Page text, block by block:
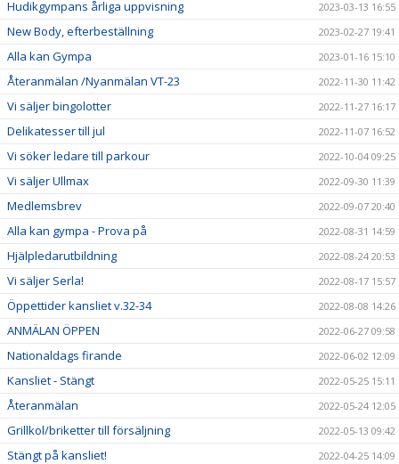
Hudikgympans årliga uppvisning 2023-03-13 16:55
New Body, efterbeställning 2023-02-27 19:41
Alla kan Gympa 2023-01-16 15:10
Återanmälan /Nyanmälan VT-23 2022-11-30 11:42
Vi säljer bingolotter 2022-11-27 16:17
Delikatesser till jul 2022-11-07 16:52
Vi söker ledare till parkour 2022-10-04 09:25
Vi säljer Ullmax 2022-09-30 11:39
Medlemsbrev 2022-09-07 20:40
Alla kan gympa - Prova på 2022-08-31 14:59
Hjälpledarutbildning 2022-08-24 20:53
Vi säljer Serla! 2022-08-17 15:57
Öppettider kansliet v.32-34 2022-08-08 14:26
ANMÄLAN ÖPPEN 2022-06-27 09:58
Nationaldags firande 2022-06-02 12:09
Kansliet - Stängt 2022-05-25 15:11
Återanmälan 2022-05-24 12:05
Grillkol/briketter till försäljning 2022-05-13 09:42
Stängt på kansliet! 2022-04-25 14:09